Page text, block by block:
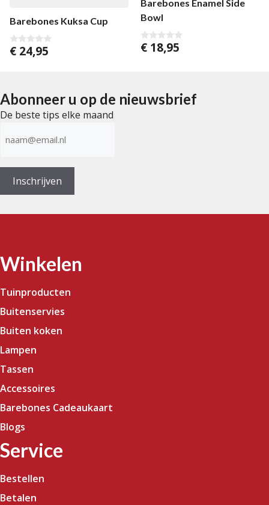
Barebones Kuksa Cup
0
v
€ 24,95
Barebones Enamel Side
Bowl
0
v
€ 18,95
Abonneer u op de nieuwsbrief
De beste tips elke maand
mailadres(Vereist)
Inschrijven
Winkelen
Tuinproducten
Buitenservies
Buiten koken
Lampen
Tassen
Accessoires
Barebones Cadeaukaart
Blogs
Service
Bestellen
Betalen